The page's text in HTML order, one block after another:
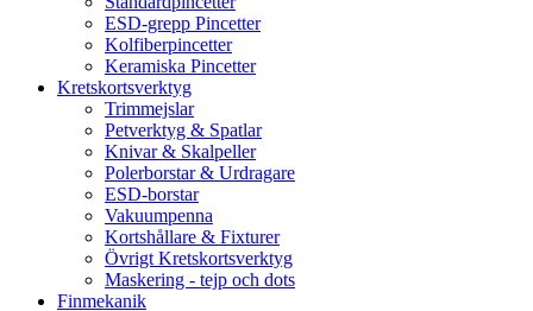
ESD-grepp Pincetter
Kolfiberpincetter
Keramiska Pincetter
Kretskortsverktyg
Trimmejslar
Petverktyg & Spatlar
Knivar & Skalpeller
Polerborstar & Urdragare
ESD-borstar
Vakuumpenna
Kortshållare & Fixturer
Övrigt Kretskortsverktyg
Maskering - tejp och dots
Finmekanik